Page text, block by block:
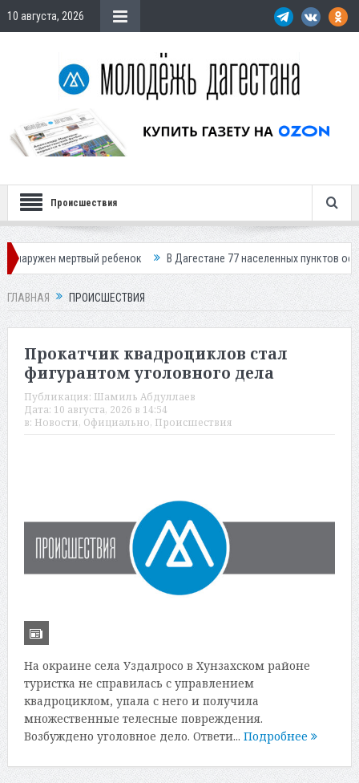
10 августа, 2026
Происшествия
ребенок В Дагестане 77 населенных пунктов остались без
ГЛАВНАЯ ПРОИСШЕСТВИЯ
Прокатчик квадроциклов стал
фигурантом уголовного дела
Публикация: Шамиль Абдуллаев
Дата: 10 августа, 2026 в 14:54
в: Новости, Официально, Происшествия
На окраине села Уздалросо в Хунзахском районе
туристка не справилась с управлением
квадроциклом, упала с него и получила
множественные телесные повреждения.
Возбуждено уголовное дело. Ответи... Подробнее